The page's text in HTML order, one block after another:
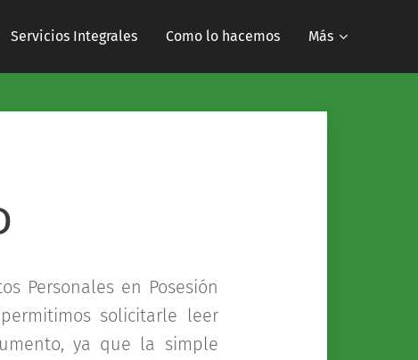
Servicios Integrales Como lo hacemos Más
Personales en Posesión
solicitarle leer
ya que la simple